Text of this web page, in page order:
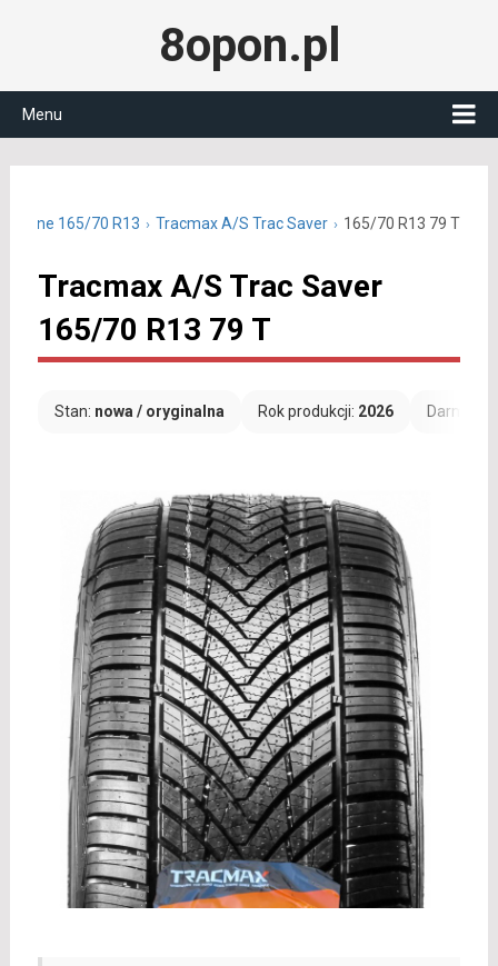
8opon.pl
Menu
165/70 R13 Tracmax A/S Trac Saver 165/70 R13 79 T
Tracmax A/S Trac Saver
165/70 R13 79 T
Stan: nowa / oryginalna Rok produkcji: 2026